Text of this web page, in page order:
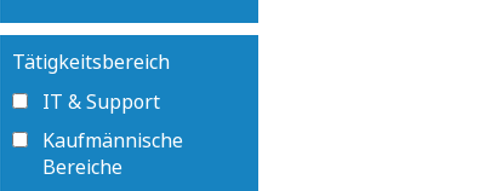
Tätigkeitsbereich
IT & Support
Kaufmännische
Bereiche